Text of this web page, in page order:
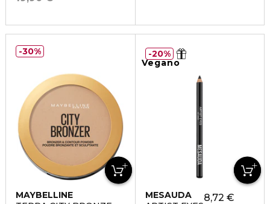
MAYBELLINE
30%
Vegano
MESAUDA
8,72 €
20%